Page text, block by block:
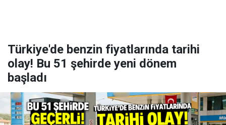
Türkiye'de benzin fiyatlarında tarihi
olay! Bu 51 şehirde yeni dönem
başladı